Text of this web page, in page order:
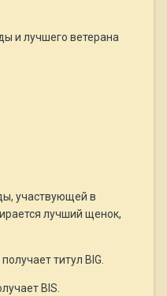
и лучшего ветерана
участвующей в
лучший щенок,
титул BIG.
BIS.